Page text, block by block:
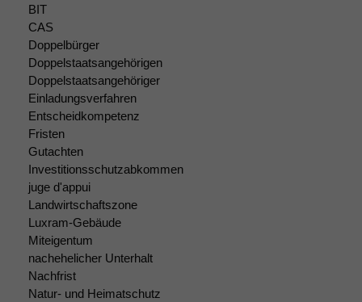
BIT
CAS
Doppelbürger
Doppelstaatsangehörigen
Doppelstaatsangehöriger
Einladungsverfahren
Entscheidkompetenz
Fristen
Gutachten
Investitionsschutzabkommen
juge d'appui
Landwirtschaftszone
Luxram-Gebäude
Miteigentum
nachehelicher Unterhalt
Nachfrist
Natur- und Heimatschutz